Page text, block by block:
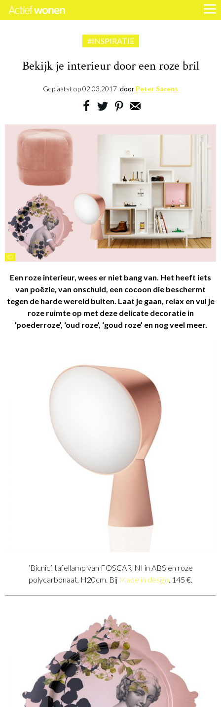
#INSPIRATIE
Bekijk je interieur door een roze bril
Geplaatst op02.03.2017 door Peter Sarens
©
Een roze interieur, wees er niet bang van. Het heeft iets
van poëzie, van onschuld, een cocoon die beschermt
tegen de harde wereld buiten. Laat je gaan, relax en vul je
roze ruimte op met deze delicate decoratie in
‘poederroze’, ‘oud roze’, ‘goud roze’ en nog veel meer.
‘Bicnic’, tafellamp van FOSCARINI in ABS en roze
polycarbonaat, H20cm. Bij Made in design. 145 €.